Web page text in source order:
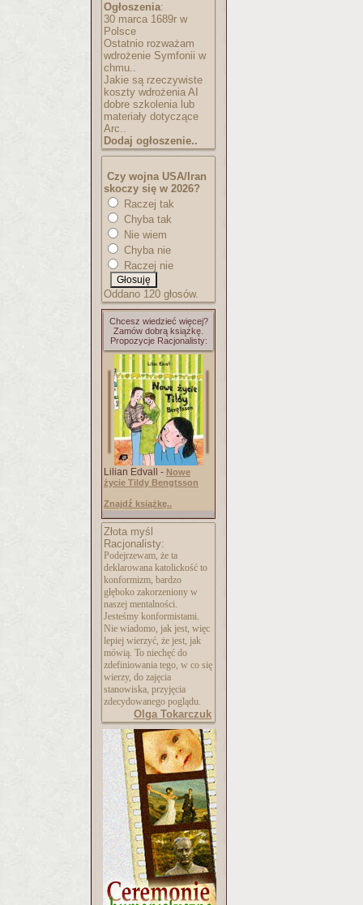
Ogłoszenia:
30 marca 1689r w
Polsce
Ostatnio rozważam
wdrożenie Symfonii w
chmu..
Jakie są rzeczywiste
koszty wdrożenia AI
dobre szkolenia lub
materiały dotyczące
Arc..
Dodaj ogłoszenie..
Czy wojna USA/Iran
skoczy się w 2026?
Raczej tak
Chyba tak
Nie wiem
Chyba nie
Raczej nie
Oddano 120 głosów.
Chcesz wiedzieć więcej?
Zamów dobrą książkę.
Propozycje Racjonalisty:
Lilian Edvall - Nowe
życie Tildy Bengtsson
Znajdź książkę..
Złota myśl
Racjonalisty:
Podejrzewam, że ta
deklarowana katolickość to
konformizm, bardzo
głęboko zakorzeniony w
naszej mentalności.
Jesteśmy konformistami.
Nie wiadomo, jak jest, więc
lepiej wierzyć, że jest, jak
mówią. To niechęć do
zdefiniowania tego, w co się
wierzy, do zajęcia
stanowiska, przyjęcia
zdecydowanego poglądu.
Olga Tokarczuk